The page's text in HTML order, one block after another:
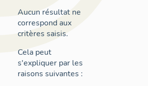
Aucun résultat ne
correspond aux
critères saisis.
Cela peut
s'expliquer par les
raisons suivantes :